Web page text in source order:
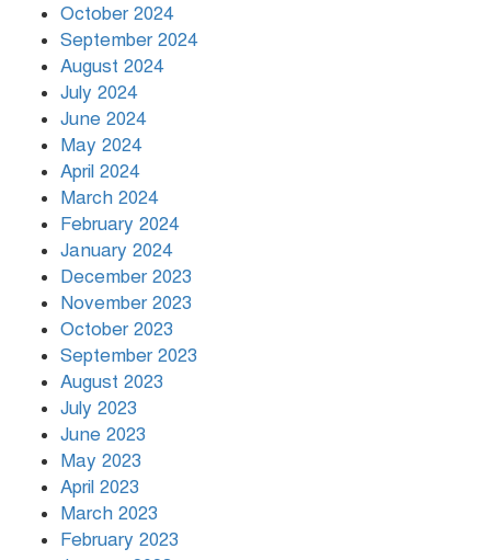
October 2024
September 2024
August 2024
July 2024
June 2024
May 2024
April 2024
March 2024
February 2024
January 2024
December 2023
November 2023
October 2023
September 2023
August 2023
July 2023
June 2023
May 2023
April 2023
March 2023
February 2023